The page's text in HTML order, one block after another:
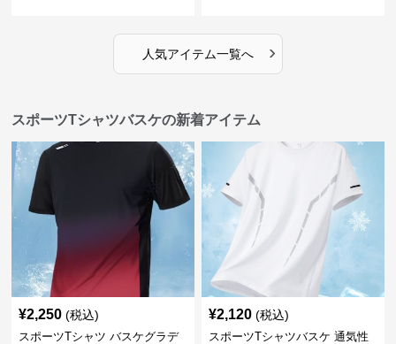
人気アイテム一覧へ ›
スポーツTシャツバスケの新着アイテム
¥2,250 (税込)
スポーツTシャツ バスケグラデ
¥2,120 (税込)
スポーツTシャツバスケ 通気性